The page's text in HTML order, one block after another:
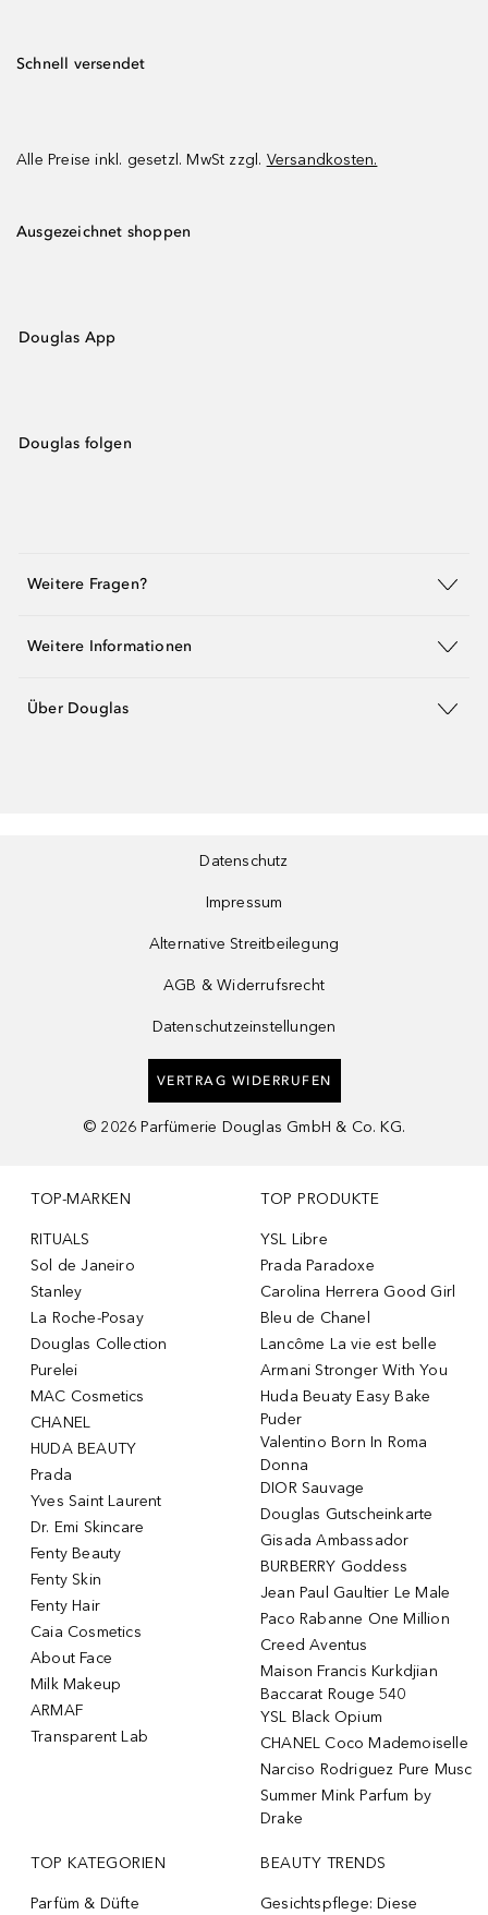
Schnell versendet
Alle Preise inkl. gesetzl. MwSt zzgl. Versandkosten.
Ausgezeichnet shoppen
Douglas App
Douglas folgen
Weitere Fragen?
Weitere Informationen
Über Douglas
Datenschutz
Impressum
Alternative Streitbeilegung
AGB & Widerrufsrecht
Datenschutzeinstellungen
VERTRAG WIDERRUFEN
© 2026 Parfümerie Douglas GmbH & Co. KG.
TOP-MARKEN
RITUALS
Sol de Janeiro
Stanley
La Roche-Posay
Douglas Collection
Purelei
MAC Cosmetics
CHANEL
HUDA BEAUTY
Prada
Yves Saint Laurent
Dr. Emi Skincare
Fenty Beauty
Fenty Skin
Fenty Hair
Caia Cosmetics
About Face
Milk Makeup
ARMAF
Transparent Lab
TOP PRODUKTE
YSL Libre
Prada Paradoxe
Carolina Herrera Good Girl
Bleu de Chanel
Lancôme La vie est belle
Armani Stronger With You
Huda Beuaty Easy Bake
Puder
Valentino Born In Roma
Donna
DIOR Sauvage
Douglas Gutscheinkarte
Gisada Ambassador
BURBERRY Goddess
Jean Paul Gaultier Le Male
Paco Rabanne One Million
Creed Aventus
Maison Francis Kurkdjian
Baccarat Rouge 540
YSL Black Opium
CHANEL Coco Mademoiselle
Narciso Rodriguez Pure Musc
Summer Mink Parfum by
Drake
TOP KATEGORIEN
Parfüm & Düfte
BEAUTY TRENDS
Gesichtspflege: Diese